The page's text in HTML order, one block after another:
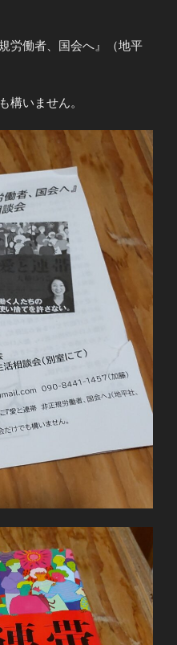
労働者、国会へ』（地平
構いません。